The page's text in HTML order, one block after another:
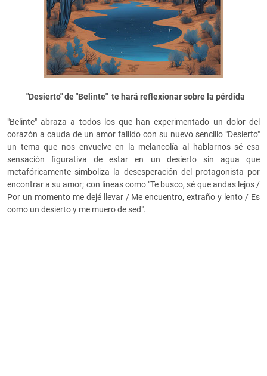
"Desierto" de "Belinte" te hará reflexionar sobre la pérdida
"Belinte" abraza a todos los que han experimentado un dolor del
corazón a cauda de un amor fallido con su nuevo sencillo "Desierto"
un tema que nos envuelve en la melancolía al hablarnos sé esa
sensación figurativa de estar en un desierto sin agua que
metafóricamente simboliza la desesperación del protagonista por
encontrar a su amor; con líneas como "Te busco, sé que andas lejos /
Por un momento me dejé llevar / Me encuentro, extraño y lento / Es
como un desierto y me muero de sed".